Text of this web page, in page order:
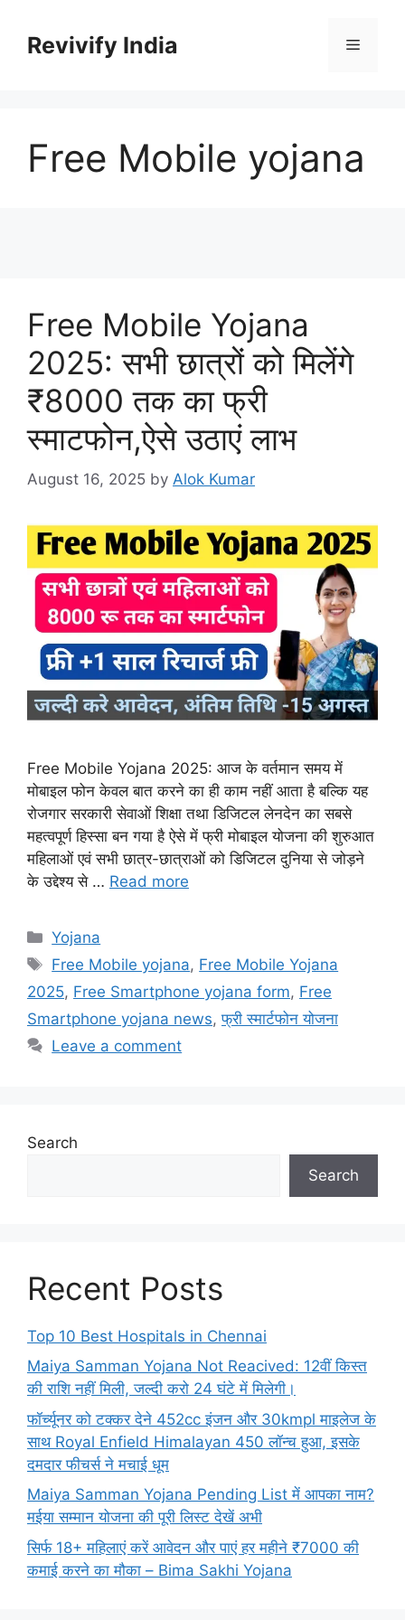
contentRevivify India Menu
Free Mobile yojana
Free Mobile Yojana
2025: सभी छात्रों को मिलेंगे
₹8000 तक का फ्री
स्माटफोन,ऐसे उठाएं लाभ
August 16, 2025 by Alok Kumar
Free Mobile Yojana 2025: आज के वर्तमान समय में
मोबाइल फोन केवल बात करने का ही काम नहीं आता है बल्कि यह
रोजगार सरकारी सेवाओं शिक्षा तथा डिजिटल लेनदेन का सबसे
महत्वपूर्ण हिस्सा बन गया है ऐसे में फ्री मोबाइल योजना की शुरुआत
महिलाओं एवं सभी छात्र-छात्राओं को डिजिटल दुनिया से जोड़ने
के उद्देश्य से … Read more
Categories
Yojana
Tags
Free Mobile yojana, Free Mobile Yojana
2025, Free Smartphone yojana form, Free
Smartphone yojana news,फ्री स्मार्टफोन योजना
Leave a comment
Search
Search
Recent Posts
Top 10 Best Hospitals in Chennai
Maiya Samman Yojana Not Reacived: 12वीं किस्त
की राशि नहीं मिली, जल्दी करो 24 घंटे में मिलेगी।
फॉर्च्यूनर को टक्कर देने 452cc इंजन और 30kmpl माइलेज के
साथ Royal Enfield Himalayan 450 लॉन्च हुआ, इसके
दमदार फीचर्स ने मचाई धूम
Maiya Samman Yojana Pending List में आपका नाम?
मईया सम्मान योजना की पूरी लिस्ट देखें अभी
सिर्फ 18+ महिलाएं करें आवेदन और पाएं हर महीने ₹7000 की
कमाई करने का मौका – Bima Sakhi Yojana